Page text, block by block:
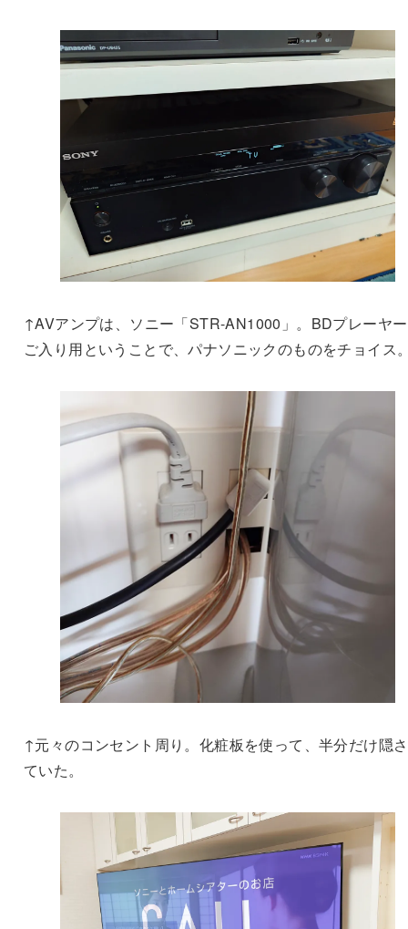
↑AVアンプは、ソニー「STR-AN1000」。BDプレーヤ
ご入り用ということで、パナソニックのものをチョイス
↑元々のコンセント周り。化粧板を使って、半分だけ隠
ていた。